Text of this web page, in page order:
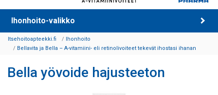
Ihonhoito-valikko
Itsehoitoapteekki.fi
Ihonhoito
Bellavita ja Bella – A-vitamiini- eli retinolivoiteet tekevät ihostasi ihanan
Bella yövoide hajusteeton